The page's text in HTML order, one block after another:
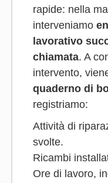
rapide: nella
interveniamo
lavorativo
chiamata. A
intervento,
quaderno di
registriamo:
Attività di
svolte.
Ricambi
Ore di lavoro,